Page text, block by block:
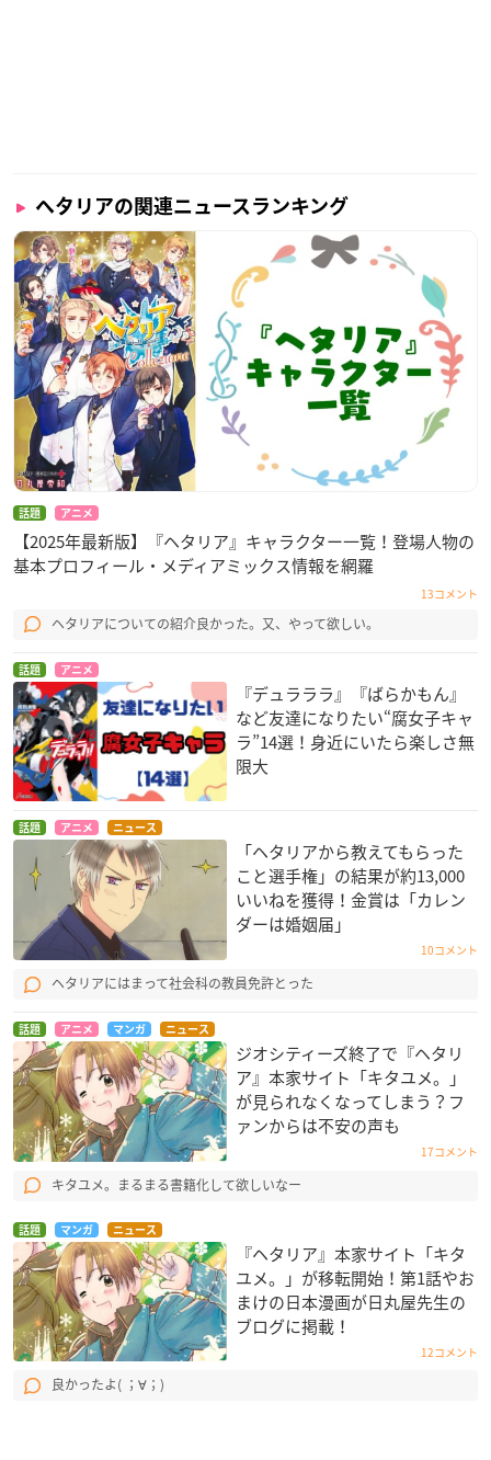
ヘタリアの関連ニュースランキング
話題 アニメ
【2025年最新版】『ヘタリア』キャラクター一覧！登場人物の
基本プロフィール・メディアミックス情報を網羅
13コメント
ヘタリアについての紹介良かった。又、やって欲しい。
話題 アニメ
『デュラララ』『ばらかもん』
など友達になりたい“腐女子キャ
ラ”14選！身近にいたら楽しさ無
限大
話題 アニメ ニュース
「ヘタリアから教えてもらった
こと選手権」の結果が約13,000
いいねを獲得！金賞は「カレン
ダーは婚姻届」
10コメント
ヘタリアにはまって社会科の教員免許とった
話題 アニメ マンガ ニュース
ジオシティーズ終了で『ヘタリ
ア』本家サイト「キタユメ。」
が見られなくなってしまう？フ
ァンからは不安の声も
17コメント
キタユメ。まるまる書籍化して欲しいなー
話題 マンガ ニュース
『ヘタリア』本家サイト「キタ
ユメ。」が移転開始！第1話やお
まけの日本漫画が日丸屋先生の
ブログに掲載！
12コメント
良かったよ( ；∀；)